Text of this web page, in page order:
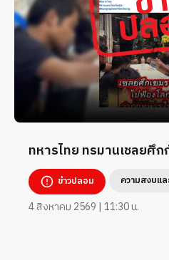
ทหารไทย ทรมานเชลยศึ
ข่าวปลอม ความสงบแ
4 สิงหาคม 2569 | 11:30 น.